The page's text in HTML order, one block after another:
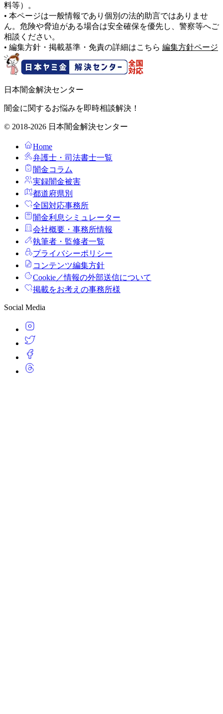
料等）。
• 本ページは一般情報であり個別の法的助言ではありませ
ん。危険や脅迫がある場合は安全確保を優先し、警察等へご
相談ください。
• 編集方針・掲載基準・免責の詳細はこちら 編集方針ページ
日本闇金解決センター
闇金に関するお悩みを即時相談解決！
© 2018-2026 日本闇金解決センター
Home
弁護士・司法書士一覧
闇金コラム
実録闇金被害
都道府県別
全国対応事務所
闇金利息シミュレーター
会社概要・事務所情報
執筆者・監修者一覧
プライバシーポリシー
コンテンツ編集方針
Cookie／情報の外部送信について
掲載をお考えの事務所様
Social Media